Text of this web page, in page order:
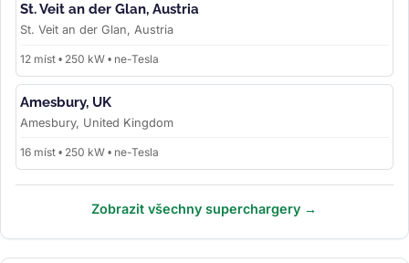
St. Veit an der Glan, Austria
St. Veit an der Glan, Austria
12 míst • 250 kW • ne-Tesla
Amesbury, UK
Amesbury, United Kingdom
16 míst • 250 kW • ne-Tesla
Zobrazit všechny superchargery →